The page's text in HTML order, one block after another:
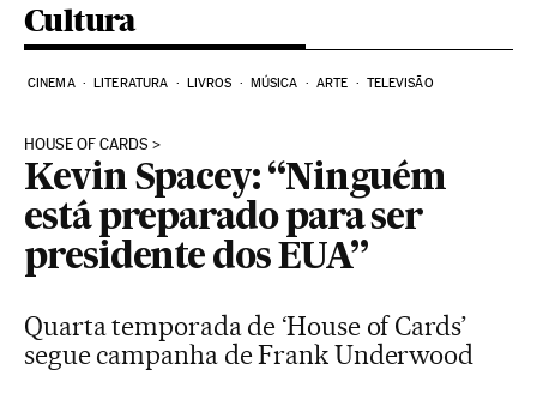
Cultura
CINEMA LITERATURA LIVROS MÚSICA ARTE TELEVISÃO
HOUSE OF CARDS
Kevin Spacey: “Ninguém
está preparado para ser
presidente dos EUA”
Quarta temporada de ‘House of Cards’
segue campanha de Frank Underwood